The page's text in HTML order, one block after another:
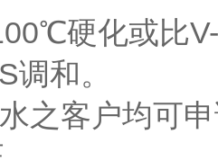
硬化或比
和。
之客户均可